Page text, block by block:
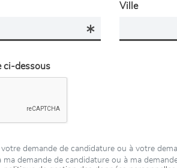
Ville
ci-dessous
demande de candidature ou à votre
demande de candidature ou à ma